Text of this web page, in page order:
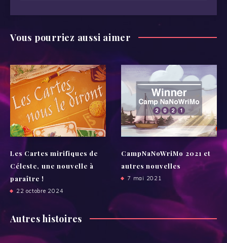
Vous pourriez aussi aimer
Les Cartes mirifiques de
Céleste, une nouvelle à
paraître !
22 octobre 2024
CampNaNoWriMo 2021 et
autres nouvelles
7 mai 2021
Autres histoires